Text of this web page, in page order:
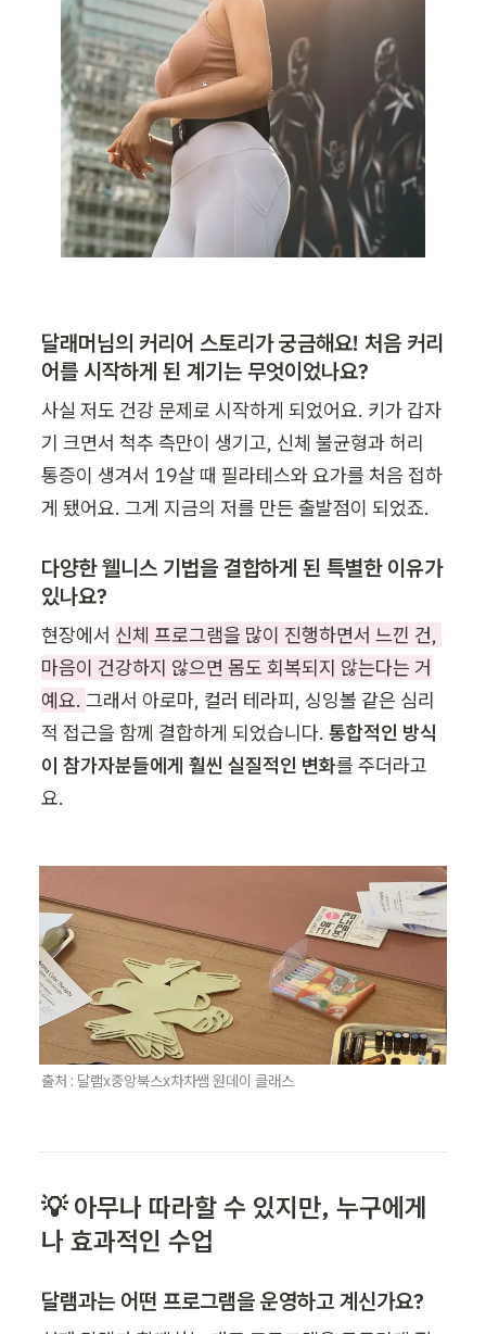
달래머님의 커리어 스토리가 궁금해요! 처음 커리
어를 시작하게 된 계기는 무엇이었나요?
사실 저도 건강 문제로 시작하게 되었어요. 키가 갑자
기 크면서 척추 측만이 생기고, 신체 불균형과 허리
통증이 생겨서 19살 때 필라테스와 요가를 처음 접하
게 됐어요. 그게 지금의 저를 만든 출발점이 되었죠.
다양한 웰니스 기법을 결합하게 된 특별한 이유가
있나요?
현장에서 신체 프로그램을 많이 진행하면서 느낀 건,
마음이 건강하지 않으면 몸도 회복되지 않는다는 거
예요. 그래서 아로마, 컬러 테라피, 싱잉볼 같은 심리
적 접근을 함께 결합하게 되었습니다. 통합적인 방식
이 참가자분들에게 훨씬 실질적인 변화를 주더라고
요.
출처 : 달램x중앙북스x차차쌤 원데이 클래스
💡 아무나 따라할 수 있지만, 누구에게
나 효과적인 수업
달램과는 어떤 프로그램을 운영하고 계신가요?